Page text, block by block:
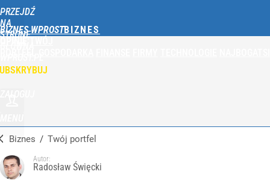
PRZEJDŹ
NA
STRONĘ
BIZNES WPROST
Biznes / Twój portfel
Autor:
Radosław Święcki